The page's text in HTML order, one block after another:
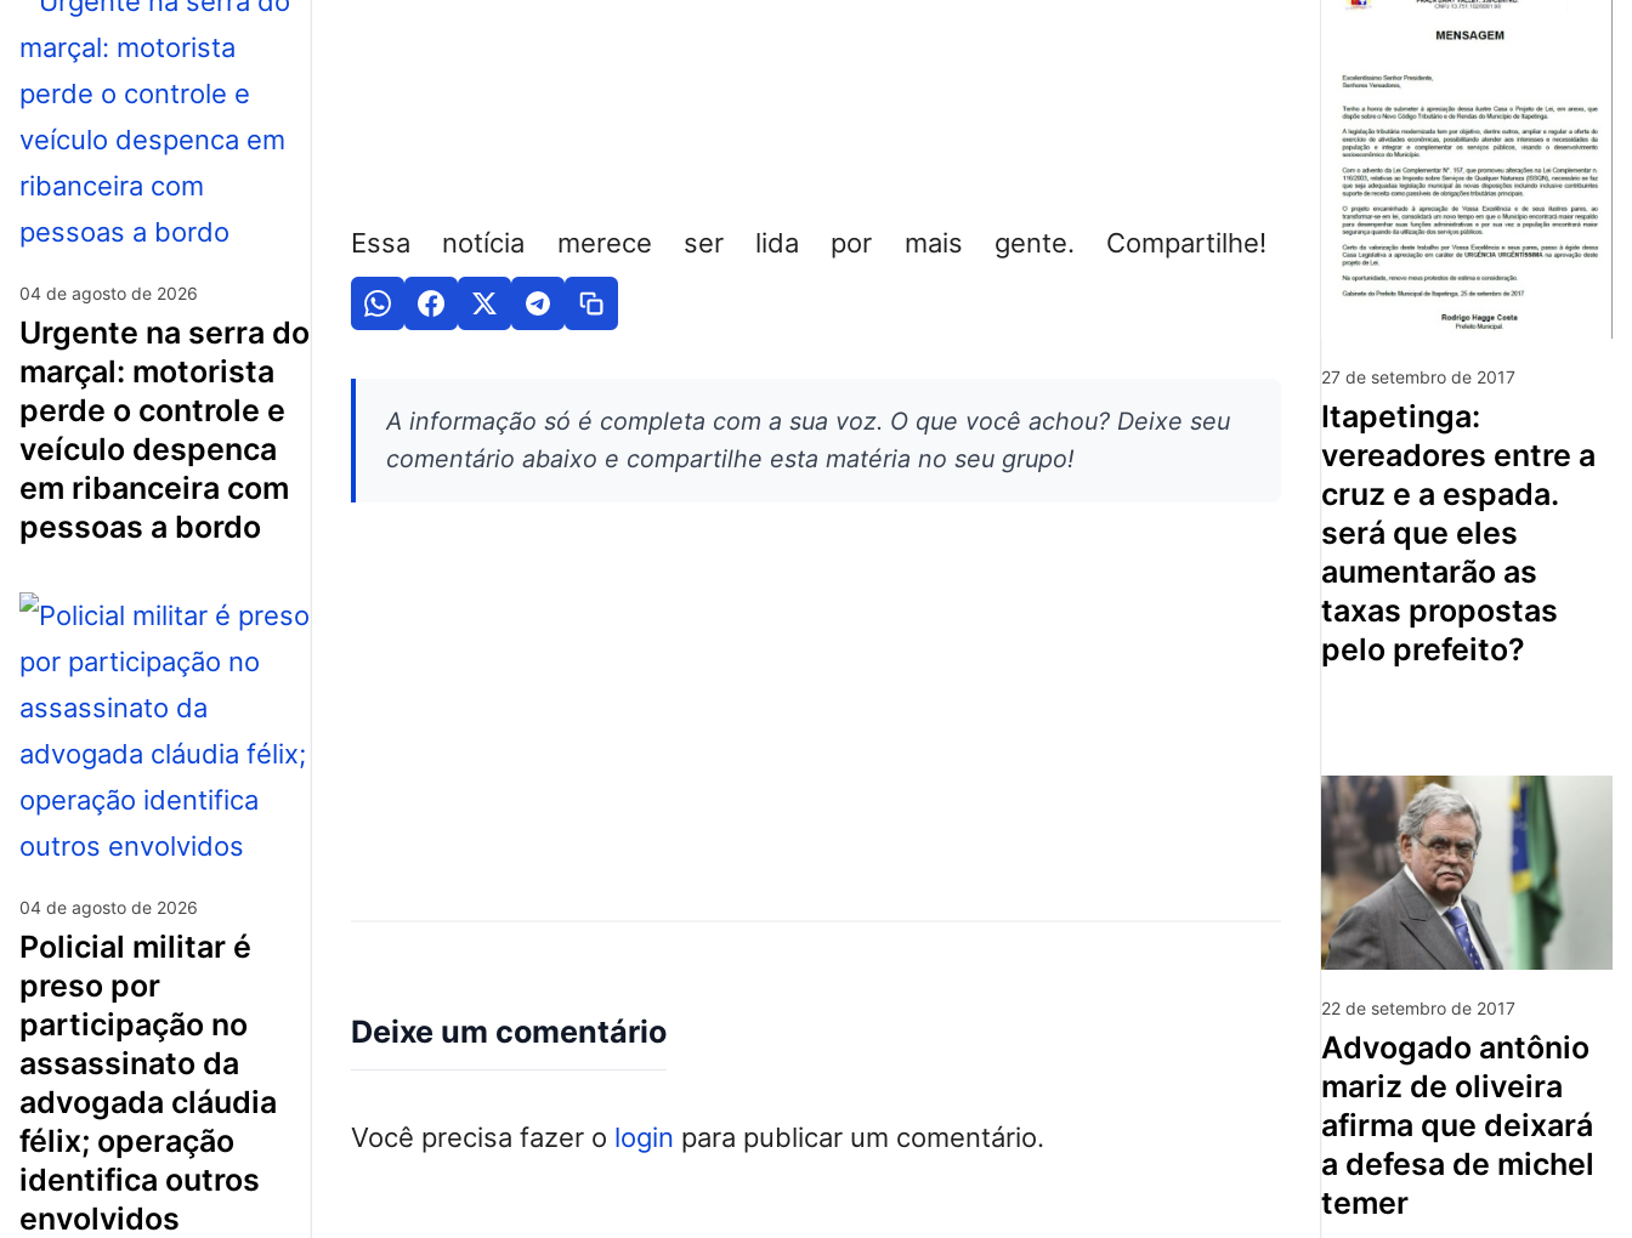
04 de agosto de 2026
urgente na serra do
marçal: motorista
perde o controle e
veículo despenca
em ribanceira com
pessoas a bordo
04 de agosto de 2026
policial militar é
preso por
participação no
assassinato da
advogada cláudia
félix; operação
identifica outros
envolvidos
Essa notícia merece ser lida por mais gente. Compartilhe!
A informação só é completa com a sua voz. O que você achou? Deixe seu
comentário abaixo e compartilhe esta matéria no seu grupo!
Deixe um comentário
Você precisa fazer o login para publicar um comentário.
27 de setembro de 2017
itapetinga:
vereadores entre a
cruz e a espada.
será que eles
aumentarão as
taxas propostas
pelo prefeito?
22 de setembro de 2017
advogado antônio
mariz de oliveira
afirma que deixará
a defesa de michel
temer